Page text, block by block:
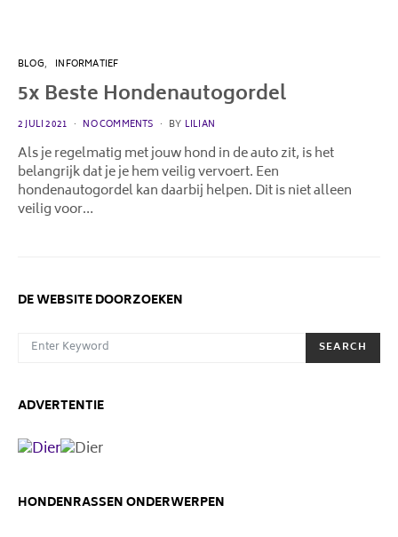
BLOG INFORMATIEF
5x Beste Hondenautogordel
POSTED
2 JULI 2021 NO COMMENTS BY LILIAN
Als je regelmatig met jouw hond in de auto zit, is het
belangrijk dat je je hem veilig vervoert. Een
hondenautogordel kan daarbij helpen. Dit is niet alleen
veilig voor…
DE WEBSITE DOORZOEKEN
SEARCH FOR:
SEARCH
ADVERTENTIE
HONDENRASSEN ONDERWERPEN